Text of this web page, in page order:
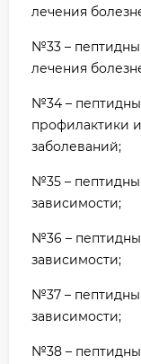
лечения
№33 –
лечения
№34 –
профилактики
заболеваний;
№35 –
зависимости;
№36 –
зависимости;
№37 –
зависимости;
№38 –